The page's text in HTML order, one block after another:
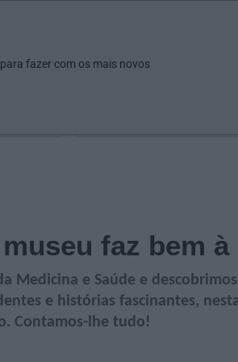
faz bem à
Medicina e Saúde e
e histórias fascinantes,
Contamos-lhe tudo!
fazer com os mais novos